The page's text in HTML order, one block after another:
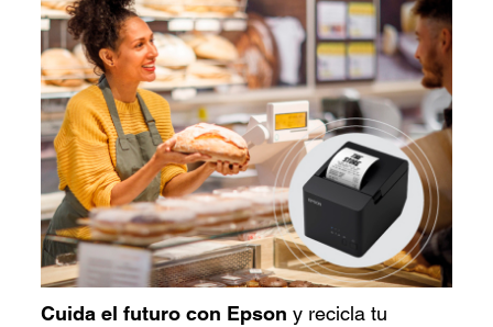
Cuida el futuro con Epson y recicla tu